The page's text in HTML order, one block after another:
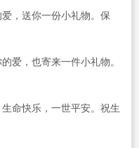
，送你一份小礼物。保
爱，也寄来一件小礼物。
命快乐，一世平安。祝生